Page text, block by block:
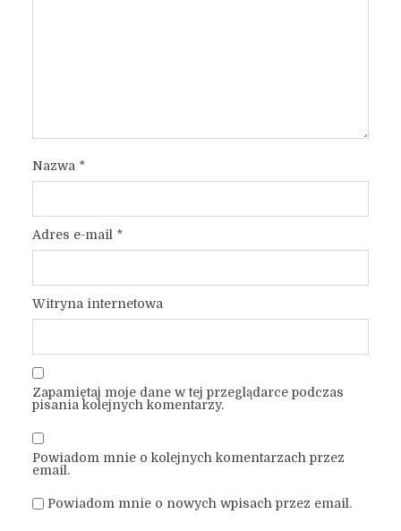
Nazwa *
Adres e-mail *
Witryna internetowa
Zapamiętaj moje dane w tej przeglądarce podczas
pisania kolejnych komentarzy.
Powiadom mnie o kolejnych komentarzach przez
email.
Powiadom mnie o nowych wpisach przez email.